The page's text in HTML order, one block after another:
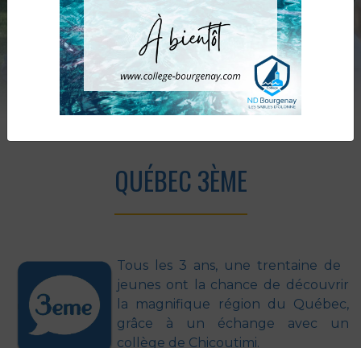
QUÉBEC 3ÈME
Tous les 3 ans, une trentaine de
jeunes ont la chance de découvrir
la magnifique région du Québec,
grâce à un échange avec un
collège de Chicoutimi.